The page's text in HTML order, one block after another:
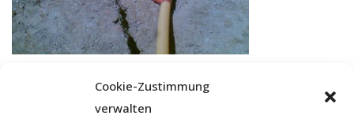
Cookie-Zustimmung
verwalten